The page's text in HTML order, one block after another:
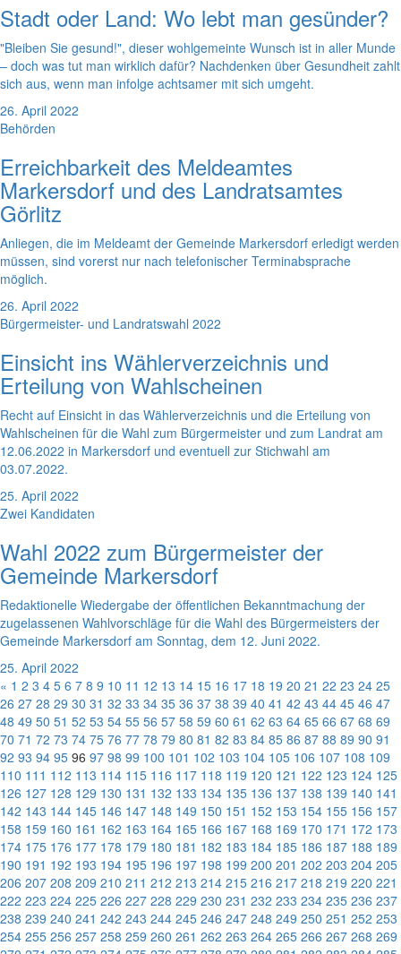
Stadt oder Land: Wo lebt man gesünder?
"Bleiben Sie gesund!", dieser wohlgemeinte Wunsch ist in aller Munde
– doch was tut man wirklich dafür? Nachdenken über Gesundheit zahlt
sich aus, wenn man infolge achtsamer mit sich umgeht.
26. April 2022
Behörden
Erreichbarkeit des Meldeamtes
Markersdorf und des Landratsamtes
Görlitz
Anliegen, die im Meldeamt der Gemeinde Markersdorf erledigt werden
müssen, sind vorerst nur nach telefonischer Terminabsprache
möglich.
26. April 2022
Bürgermeister- und Landratswahl 2022
Einsicht ins Wählerverzeichnis und
Erteilung von Wahlscheinen
Recht auf Einsicht in das Wählerverzeichnis und die Erteilung von
Wahlscheinen für die Wahl zum Bürgermeister und zum Landrat am
12.06.2022 in Markersdorf und eventuell zur Stichwahl am
03.07.2022.
25. April 2022
Zwei Kandidaten
Wahl 2022 zum Bürgermeister der
Gemeinde Markersdorf
Redaktionelle Wiedergabe der öffentlichen Bekanntmachung der
zugelassenen Wahlvorschläge für die Wahl des Bürgermeisters der
Gemeinde Markersdorf am Sonntag, dem 12. Juni 2022.
25. April 2022
« 1 2 3 4 5 6 7 8 9 10 11 12 13 14 15 16 17 18 19 20 21 22 23 24 25
26 27 28 29 30 31 32 33 34 35 36 37 38 39 40 41 42 43 44 45 46 47
48 49 50 51 52 53 54 55 56 57 58 59 60 61 62 63 64 65 66 67 68 69
70 71 72 73 74 75 76 77 78 79 80 81 82 83 84 85 86 87 88 89 90 91
92 93 94 95 96 97 98 99 100 101 102 103 104 105 106 107 108 109
110 111 112 113 114 115 116 117 118 119 120 121 122 123 124 125
126 127 128 129 130 131 132 133 134 135 136 137 138 139 140 141
142 143 144 145 146 147 148 149 150 151 152 153 154 155 156 157
158 159 160 161 162 163 164 165 166 167 168 169 170 171 172 173
174 175 176 177 178 179 180 181 182 183 184 185 186 187 188 189
190 191 192 193 194 195 196 197 198 199 200 201 202 203 204 205
206 207 208 209 210 211 212 213 214 215 216 217 218 219 220 221
222 223 224 225 226 227 228 229 230 231 232 233 234 235 236 237
238 239 240 241 242 243 244 245 246 247 248 249 250 251 252 253
254 255 256 257 258 259 260 261 262 263 264 265 266 267 268 269